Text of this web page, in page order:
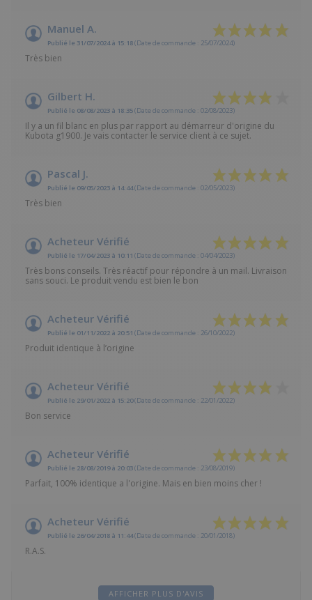
Manuel A.
Publié le 31/07/2024 à 15:18(Date de commande : 25/07/2024)
Très bien
Gilbert H.
Publié le 08/08/2023 à 18:35(Date de commande : 02/08/2023)
Il y a un fil blanc en plus par rapport au démarreur d'origine du
Kubota g1900. Je vais contacter le service client à ce sujet.
Pascal J.
Publié le 09/05/2023 à 14:44(Date de commande : 02/05/2023)
Très bien
Acheteur Vérifié
Publié le 17/04/2023 à 10:11 (Date de commande : 04/04/2023)
Très bons conseils. Très réactif pour répondre à un mail. Livraison
sans souci. Le produit vendu est bien le bon
Acheteur Vérifié
Publié le 01/11/2022 à 20:51 (Date de commande : 26/10/2022)
Produit identique à l’origine
Acheteur Vérifié
Publié le 29/01/2022 à 15:20(Date de commande : 22/01/2022)
Bon service
Acheteur Vérifié
Publié le 28/08/2019 à 20:03(Date de commande : 23/08/2019)
Parfait, 100% identique a l'origine. Mais en bien moins cher !
Acheteur Vérifié
Publié le 26/04/2018 à 11:44(Date de commande : 20/01/2018)
R.A.S.
AFFICHER PLUS D'AVIS